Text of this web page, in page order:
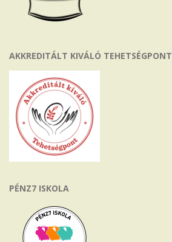
AKKREDITÁLT KIVÁLÓ TEHETSÉGPONT
PÉNZ7 ISKOLA